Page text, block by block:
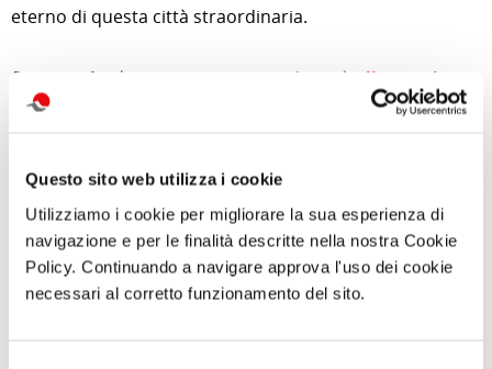
Questo sito web utilizza i cookie
Utilizziamo i cookie per migliorare la sua esperienza di
navigazione e per le finalità descritte nella nostra Cookie
Policy. Continuando a navigare approva l'uso dei cookie
necessari al corretto funzionamento del sito.
eterno di questa città straordinaria.
Per approfondimenti e news su quest'attività clicca qui
Archive Team. (detail page), CC BY 3.0,
https://commons.wikimedia.org/w/index.php?curid=71346869
di Redazione Cralt Magazine
14 Maggio 2024